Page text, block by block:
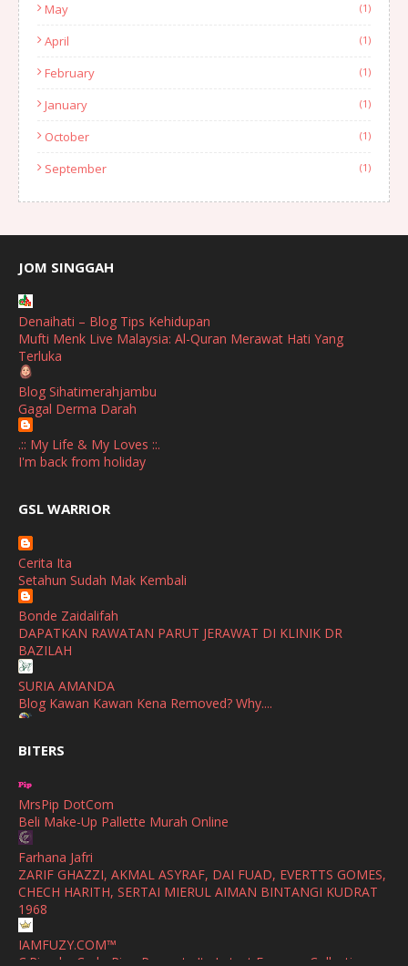
May (1)
April (1)
February (1)
January (1)
October (1)
September (1)
August (1)
July
June
January
October
September
March
January
November
October
September
August
July
June
April
February (4)
January (4)
JOM SINGGAH
Denaihati – Blog Tips Kehidupan
Mufti Menk Live Malaysia: Al-Quran Merawat Hati Yang
Terluka
Blog Sihatimerahjambu
Gagal Derma Darah
.:: My Life & My Loves ::.
I'm back from holiday
Watsons Get Active Carnival 2026 Meriahkan Stadium Merdeka
dengan Gaya Hidup Sihat
SHALIMAR YUSOF
Selamat Maju Jaya Untuk Puan Intan
Show All
GSL WARRIOR
Cerita Ita
Setahun Sudah Mak Kembali
Bonde Zaidalifah
DAPATKAN RAWATAN PARUT JERAWAT DI KLINIK DR
BAZILAH
SURIA AMANDA
Blog Kawan Kawan Kena Removed? Why....
Huawei Pura 90s Series & Huawei Freeclip 2 S Now Available
Azlinda Alin Malaysian Parenting Lifestyle Beauty Blogs
HUAWEI PURA 90s SERIES MOBILE IMAGING AND ALL-
SCENARIO INNOVATION
Shuhaida Kabdy
Sanah Helwah Adik Sayang
Cerita Ceriti Ceritu Mamapipie
Senarai Lengkap 24 Hotel, Resort & Chalet di Teluk Nipah
BITERS
MrsPip DotCom
Beli Make-Up Pallette Murah Online
Farhana Jafri
ZARIF GHAZZI, AKMAL ASYRAF, DAI FUAD, EVERTTS GOMES,
CHECH HARITH, SERTAI MIERUL AIMAN BINTANGI KUDRAT
1968
IAMFUZY.COM™
C.Rino by Carlo Rino Presents Its Latest Eyewear Collection